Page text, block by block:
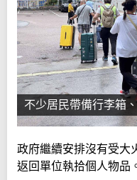
不少居民帶備行李箱
政府繼續安排沒有受大
返回單位執拾個人物品